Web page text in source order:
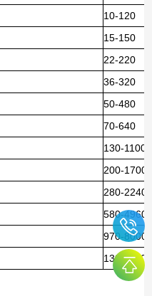
10-120
15-150
22-220
36-320
50-480
70-640
130-1100
200-1700
280-2240
580-4960
970-8000
1380-